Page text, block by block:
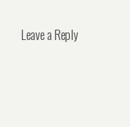
Leave a Reply